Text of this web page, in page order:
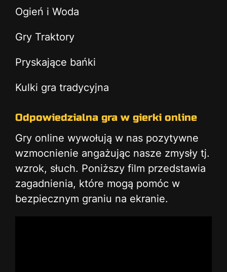
Ogień i Woda
Gry Traktory
Pryskające bańki
Kulki gra tradycyjna
Odpowiedzialna gra w gierki online
Gry online wywołują w nas pozytywne
wzmocnienie angażując nasze zmysły tj.
wzrok, słuch. Poniższy film przedstawia
zagadnienia, które mogą pomóc w
bezpiecznym graniu na ekranie.